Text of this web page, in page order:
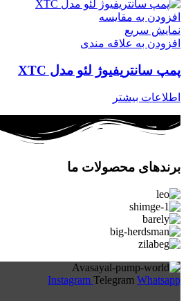
افزودن به مقایسه
نمایش سریع
افزودن به علاقه مندی
پمپ سانتریفیوژ لئو مدل XTC
اطلاعات بیشتر
برندهای محصولات ما
Instagram Telegram Whatsapp